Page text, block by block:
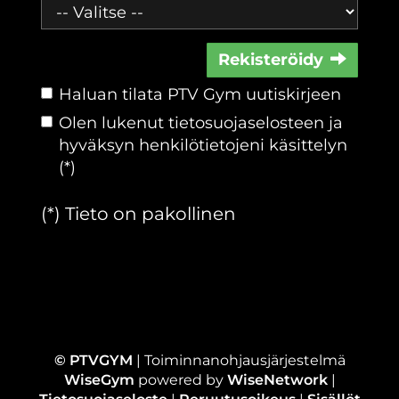
Rekisteröidy
Haluan tilata PTV Gym uutiskirjeen
Olen lukenut tietosuojaselosteen ja
hyväksyn henkilötietojeni käsittelyn
(*)
(*) Tieto on pakollinen
© PTVGYM | Toiminnanohjausjärjestelmä
WiseGym powered by WiseNetwork|